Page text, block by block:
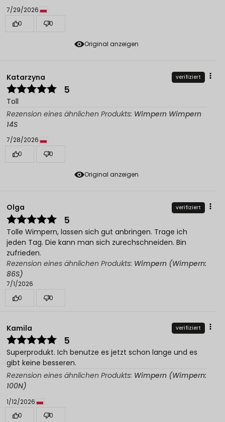
Original anzeigen
7/29/2026
0
0
Original anzeigen
Katarzyna verifiziert
5
Toll
Rezension eines ähnlichen Produkts: Wimpern Wimpern
14S
7/28/2026
0
0
Olga verifiziert
5
Tolle Wimpern, lassen sich gut anbringen. Trage ich
jeden Tag. Die kann man sich zurechschneiden. Bin
zufrieden.
Rezension eines ähnlichen Produkts: Wimpern (Wimpern:
86S)
7/1/2026
0
0
Kamila verifiziert
5
Superprodukt. Ich benutze es jetzt schon lange und es
gibt keine besseren.
Rezension eines ähnlichen Produkts: Wimpern (Wimpern:
100N)
1/12/2026
0
0